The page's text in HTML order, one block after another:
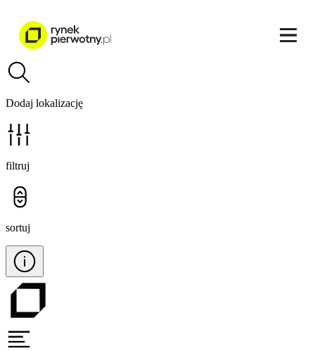
Dodaj lokalizację
filtruj
sortuj